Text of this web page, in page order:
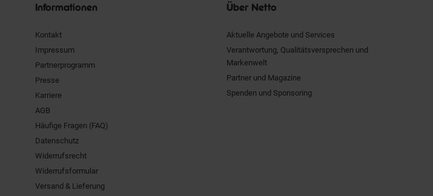
Informationen
Kontakt
Impressum
Partnerprogramm
Presse
Karriere
AGB
Häufige Fragen (FAQ)
Datenschutz
Widerrufsrecht
Widerrufsformular
Versand & Lieferung
Über Netto
Aktuelle Angebote und Services
Verantwortung, Qualitätsversprechen und
Markenwelt
Partner und Magazine
Spenden und Sponsoring